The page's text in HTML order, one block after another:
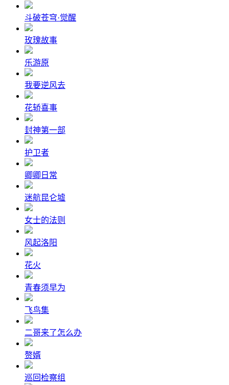
斗破苍穹·觉醒
玫瑰故事
乐游原
我要逆风去
花轿喜事
封神第一部
护卫者
卿卿日常
迷航昆仑墟
女士的法则
风起洛阳
花火
青春须早为
飞鸟集
二哥来了怎么办
赘婿
巡回检察组